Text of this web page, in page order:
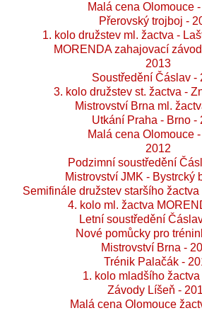
Malá cena Olomouce
Přerovský trojboj -
1. kolo družstev ml. žactva -
MORENDA zahajovací
2013
Soustředění Čáslav -
3. kolo družstev st. žactva -
Mistrovství Brna ml.
Utkání Praha - Brno -
Malá cena Olomouce
2012
Podzimní soustředění
Mistrovství JMK - Bystrcký
Semifinále družstev staršího
4. kolo ml. žactva
Letní soustředění
Nové pomůcky pro
Mistrovství Brna -
Trénik Palačák -
1. kolo mladšího žactva
Závody Líšeň -
Malá cena Olomouce